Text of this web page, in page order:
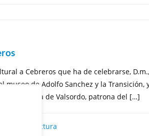
a Cebreros que ha de celebrarse,
museo de Adolfo Sanchez y la
Señora de Valsordo, patrona del […]
de lectura